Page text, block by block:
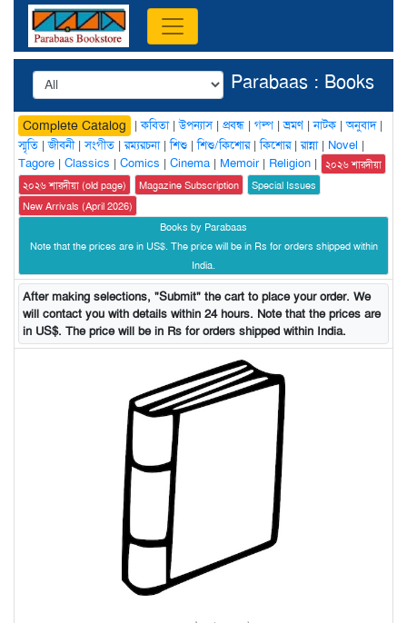
Parabaas : Books
Complete Catalog |কবিতা|উপন্যাস| প্রবন্ধ | গল্প |ভ্রমণ|নাটক |অনুবাদ|
স্মৃতি |জীবনী|সংগীত |রম্যরচনা|শিশু |শিশু/কিশোর|কিশোর|রান্না| Novel |
Tagore | Classics | Comics | Cinema | Memoir| Religion |
২০২৬ শারদীয়া
২০২৬ শারদীয়া (old page)
Magazine Subscription
Special Issues
New Arrivals (April 2026)
Books by Parabaas
Note that the prices are in US$. The price will be in Rs for orders shipped within
India.
After making selections, "Submit" the cart to place your order. We
will contact you with details within 24 hours. Note that the prices are
in US$. The price will be in Rs for orders shipped within India.